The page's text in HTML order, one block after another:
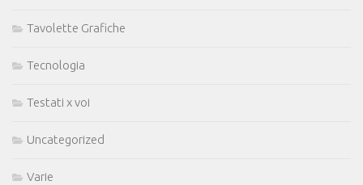
Tavolette Grafiche
Tecnologia
Testati x voi
Uncategorized
Varie